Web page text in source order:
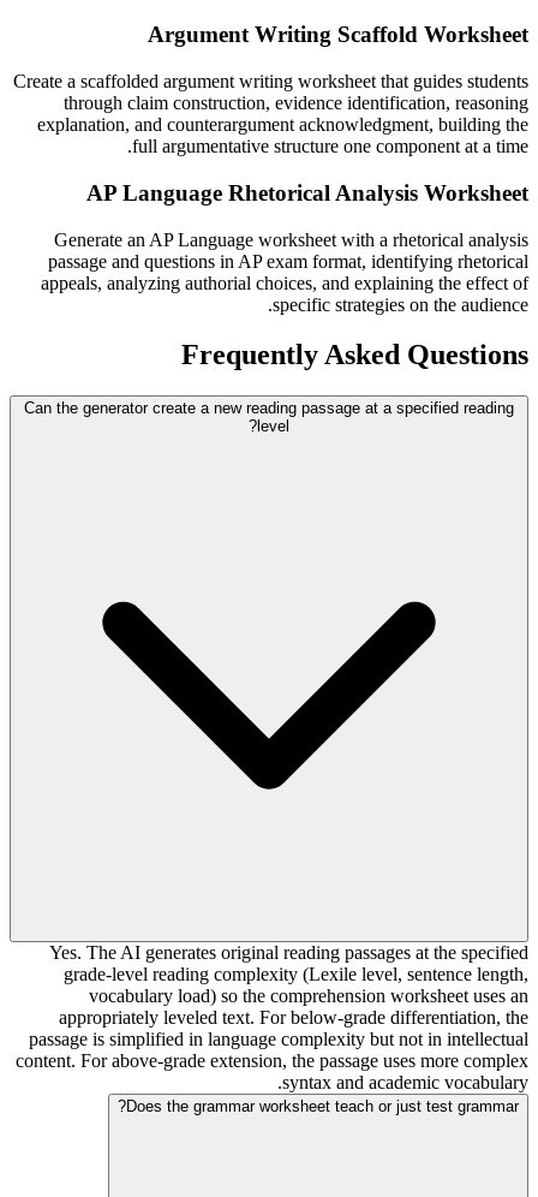
Argument Writing Scaffold Worksheet
Create a scaffolded argument writing worksheet that guides students
through claim construction, evidence identification, reasoning
explanation, and counterargument acknowledgment, building the
full argumentative structure one component at a time.
AP Language Rhetorical Analysis Worksheet
Generate an AP Language worksheet with a rhetorical analysis
passage and questions in AP exam format, identifying rhetorical
appeals, analyzing authorial choices, and explaining the effect of
specific strategies on the audience.
Frequently Asked Questions
Can the generator create a new reading passage at a specified reading
level?
Yes. The AI generates original reading passages at the specified
grade-level reading complexity (Lexile level, sentence length,
vocabulary load) so the comprehension worksheet uses an
appropriately leveled text. For below-grade differentiation, the
passage is simplified in language complexity but not in intellectual
content. For above-grade extension, the passage uses more complex
syntax and academic vocabulary.
Does the grammar worksheet teach or just test grammar?